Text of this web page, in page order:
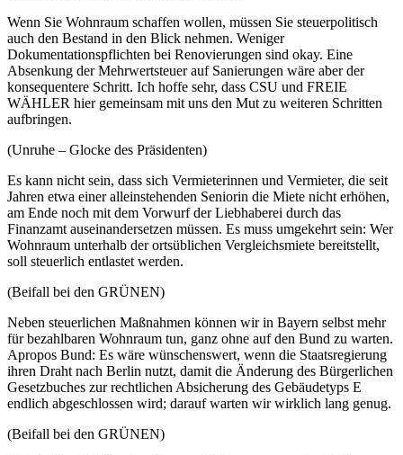
Wenn Sie Wohnraum schaffen wollen, müssen Sie steuerpolitisch
auch den Bestand in den Blick nehmen. Weniger
Dokumentationspflichten bei Renovierungen sind okay. Eine
Absenkung der Mehrwertsteuer auf Sanierungen wäre aber der
konsequentere Schritt. Ich hoffe sehr, dass CSU und FREIE
WÄHLER hier gemeinsam mit uns den Mut zu weiteren Schritten
aufbringen.
(Unruhe – Glocke des Präsidenten)
Es kann nicht sein, dass sich Vermieterinnen und Vermieter, die seit
Jahren etwa einer alleinstehenden Seniorin die Miete nicht erhöhen,
am Ende noch mit dem Vorwurf der Liebhaberei durch das
Finanzamt auseinandersetzen müssen. Es muss umgekehrt sein: Wer
Wohnraum unterhalb der ortsüblichen Vergleichsmiete bereitstellt,
soll steuerlich entlastet werden.
(Beifall bei den GRÜNEN)
Neben steuerlichen Maßnahmen können wir in Bayern selbst mehr
für bezahlbaren Wohnraum tun, ganz ohne auf den Bund zu warten.
Apropos Bund: Es wäre wünschenswert, wenn die Staatsregierung
ihren Draht nach Berlin nutzt, damit die Änderung des Bürgerlichen
Gesetzbuches zur rechtlichen Absicherung des Gebäudetyps E
endlich abgeschlossen wird; darauf warten wir wirklich lang genug.
(Beifall bei den GRÜNEN)